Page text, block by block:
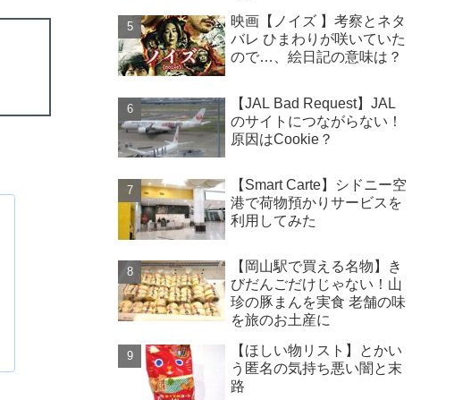
映画【ノイズ 】考察とネタ
バレ ひまわりが咲いていた
ので…、絵日記の意味は？
【JAL Bad Request】JAL
のサイトにつながらない！
原因はCookie？
【Smart Carte】シドニー空
港で荷物預かりサービスを
利用してみた
【岡山駅で買える名物】き
びだんごだけじゃない！山
珍の豚まんを実食 老舗の味
を旅のお土産に
【ほしい物リスト】とかい
う匿名の気持ち悪い闇と末
路